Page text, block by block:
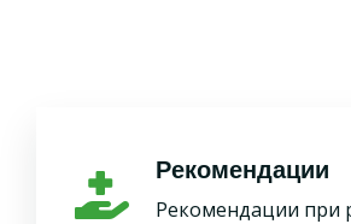
Рекомендации
Рекомендации при